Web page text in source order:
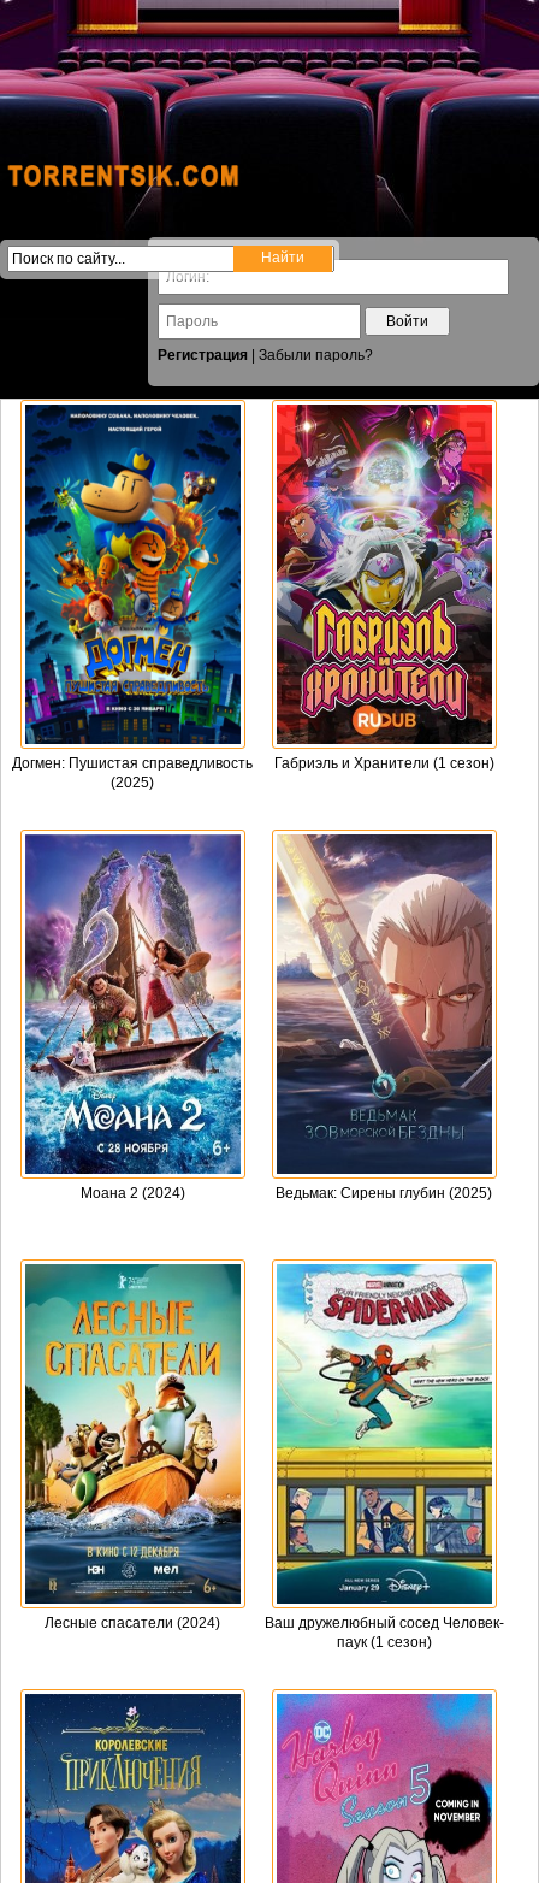
Войти
Регистрация
Забыли пароль?
Догмен: Пушистая справедливость
(2025)
Габриэль и Хранители (1 сезон)
Моана 2 (2024) Ведьмак: Сирены глубин (2025)
Лесные спасатели (2024)
Ваш дружелюбный сосед Человек-
паук (1 сезон)